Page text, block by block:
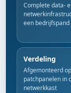
Complete data-
een bedrijfspand
Verdeling
Afgemonteerd
patchpanelen in
netwerkkast